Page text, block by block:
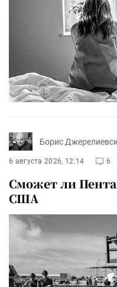
Борис
6 августа 2026, 12:14 6
Сможет ли
США